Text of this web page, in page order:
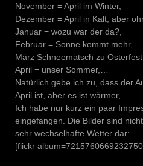
November = April im Winter,
Dezember = April in Kalt, aber
Januar = wozu war der da?,
Februar = Sonne kommt mehr,
März Schneematsch zu
April = unser Sommer,…
Natürlich gebe ich zu, dass der
April ist, aber es ist wärmer,…
Ich habe nur kurz ein paar
eingefangen. Die Bilder sind
sehr wechselhafte Wetter dar:
[flickr